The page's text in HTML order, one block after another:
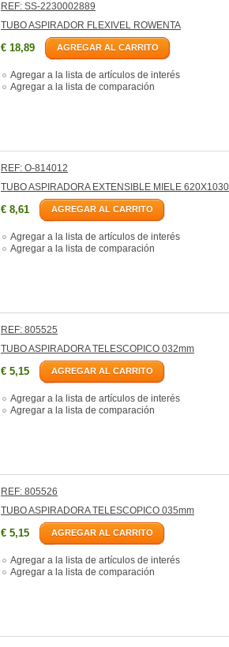
REF: SS-2230002889
TUBO ASPIRADOR FLEXIVEL ROWENTA
€ 18,89 AGREGAR AL CARRITO
Agregar a la lista de artículos de interés
Agregar a la lista de comparación
REF: O-814012
TUBO ASPIRADORA EXTENSIBLE MIELE 620X1030
€ 8,61 AGREGAR AL CARRITO
Agregar a la lista de artículos de interés
Agregar a la lista de comparación
REF: 805525
TUBO ASPIRADORA TELESCOPICO 032mm
€ 5,15 AGREGAR AL CARRITO
Agregar a la lista de artículos de interés
Agregar a la lista de comparación
REF: 805526
TUBO ASPIRADORA TELESCOPICO 035mm
€ 5,15 AGREGAR AL CARRITO
Agregar a la lista de artículos de interés
Agregar a la lista de comparación